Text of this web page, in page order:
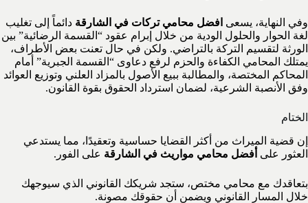
وفي النهاية، يسعى افضل محامي تركات في الشارقة دائماً إلى تغليب
لغة الحوار والحلول الودية من خلال إبرام عقود “القسمة الرضائية” بين
الورثة لتقسيم التركة بالتراضي. ولكن في حال تعنت بعض الأطراف،
يمتلك المحامي الكفاءة والحزم لرفع دعاوى “القسمة الجبرية” أمام
المحاكم المختصة، والمطالبة ببيع الأصول بالمزاد العلني وتوزيع العوائد
وفق الأنصبة الشرعية، لضمان استرداد الحقوق بقوة القانون.
الختام
إن قضية الميراث من أكثر القضايا حساسية وتعقيدًا، مما يستدعي
العثور على أفضل محامي مواريث في الشارقة على الفور.
بتعاقدك مع محامي مختص، ستجد شريكك القانوني الذي سيوجهك
خلال المسار القانوني ويضمن أن حقوقك مصونة.